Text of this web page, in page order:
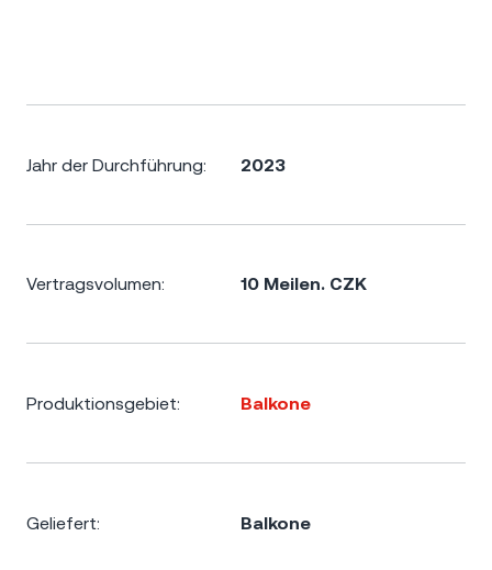
Jahr der Durchführung: 2023
Vertragsvolumen: 10 Meilen. CZK
Produktionsgebiet: Balkone
Geliefert: Balkone